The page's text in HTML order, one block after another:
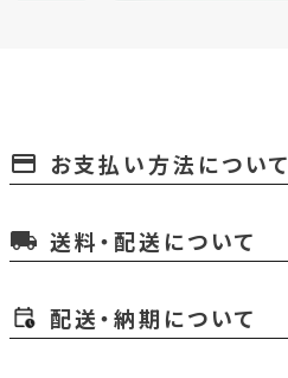
payment お支払い方法について
local_shipping 送料・配送について
配送・納期について